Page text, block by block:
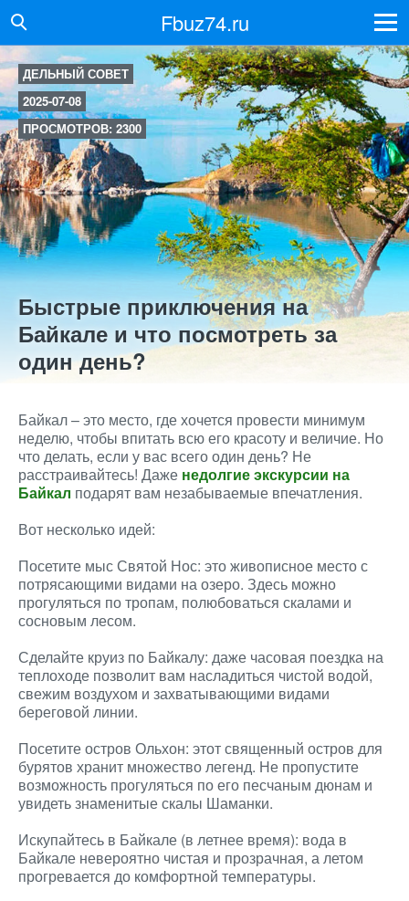
Fbuz74.ru
ДЕЛЬНЫЙ СОВЕТ
2025-07-08
ПРОСМОТРОВ: 2300
Быстрые приключения на
Байкале и что посмотреть за
один день?
Байкал – это место, где хочется провести минимум
неделю, чтобы впитать всю его красоту и величие. Но
что делать, если у вас всего один день? Не
расстраивайтесь! Даже недолгие экскурсии на
Байкал подарят вам незабываемые впечатления.
Вот несколько идей:
Посетите мыс Святой Нос: это живописное место с
потрясающими видами на озеро. Здесь можно
прогуляться по тропам, полюбоваться скалами и
сосновым лесом.
Сделайте круиз по Байкалу: даже часовая поездка на
теплоходе позволит вам насладиться чистой водой,
свежим воздухом и захватывающими видами
береговой линии.
Посетите остров Ольхон: этот священный остров для
бурятов хранит множество легенд. Не пропустите
возможность прогуляться по его песчаным дюнам и
увидеть знаменитые скалы Шаманки.
Искупайтесь в Байкале (в летнее время): вода в
Байкале невероятно чистая и прозрачная, а летом
прогревается до комфортной температуры.